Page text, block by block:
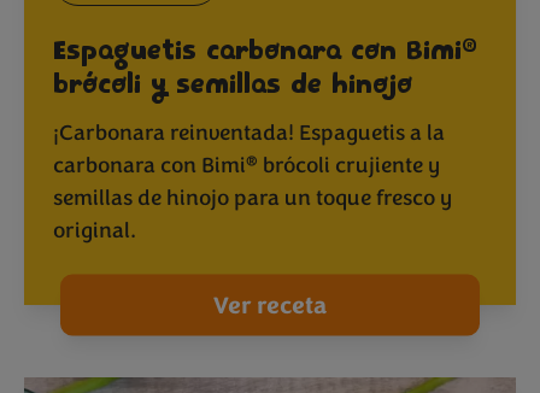
Espaguetis carbonara con Bimi®
brócoli y semillas de hinojo
¡Carbonara reinventada! Espaguetis a la
carbonara con Bimi® brócoli crujiente y
semillas de hinojo para un toque fresco y
original.
Ver receta